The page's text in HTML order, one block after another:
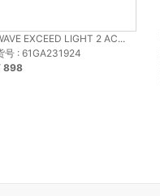
EXCEED LIGHT 2 AC...
号 : 61GA231924
898